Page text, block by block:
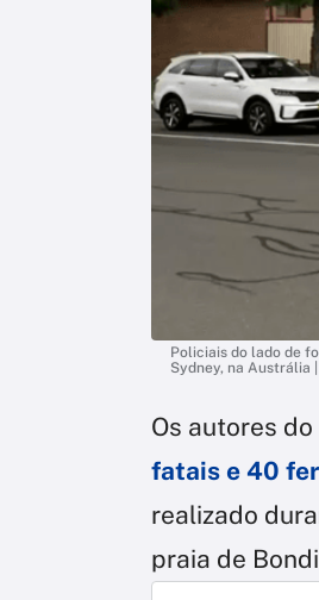
Policiais do lado de
Sydney, na Austrália
Os autores
fatais e 40
realizado
praia de